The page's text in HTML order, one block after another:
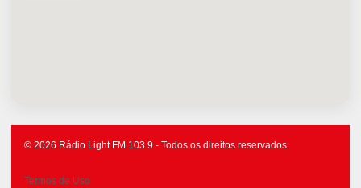
© 2026 Rádio Light FM 103.9 - Todos os direitos reservados.
Termos de Uso